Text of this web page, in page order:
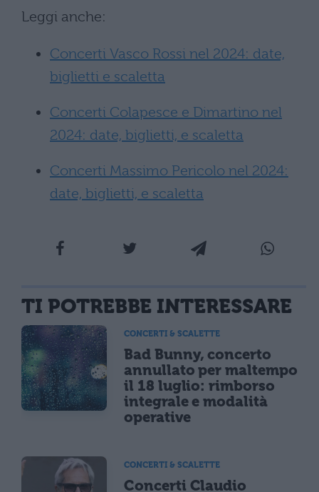
Leggi anche:
Concerti Vasco Rossi nel 2024: date,
biglietti e scaletta
Concerti Colapesce e Dimartino nel
2024: date, biglietti, e scaletta
Concerti Massimo Pericolo nel 2024:
date, biglietti, e scaletta
TI POTREBBE INTERESSARE
CONCERTI & SCALETTE
Bad Bunny, concerto
annullato per maltempo
il 18 luglio: rimborso
integrale e modalità
operative
CONCERTI & SCALETTE
Concerti Claudio